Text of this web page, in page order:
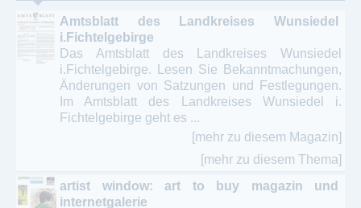
Amtsblatt des Landkreises Wunsiedel
i.Fichtelgebirge
Das Amtsblatt des Landkreises Wunsiedel
i.Fichtelgebirge. Lesen Sie Bekanntmachungen,
Änderungen von Satzungen und Festlegungen.
Im Amtsblatt des Landkreises Wunsiedel i.
Fichtelgebirge geht es ...
[mehr zu diesem Magazin]
[mehr zu diesem Thema]
artist window: art to buy magazin und
internetgalerie